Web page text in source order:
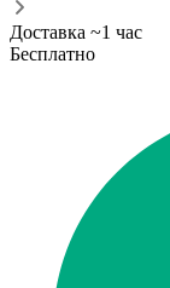
Доставка ~1 час
Бесплатно